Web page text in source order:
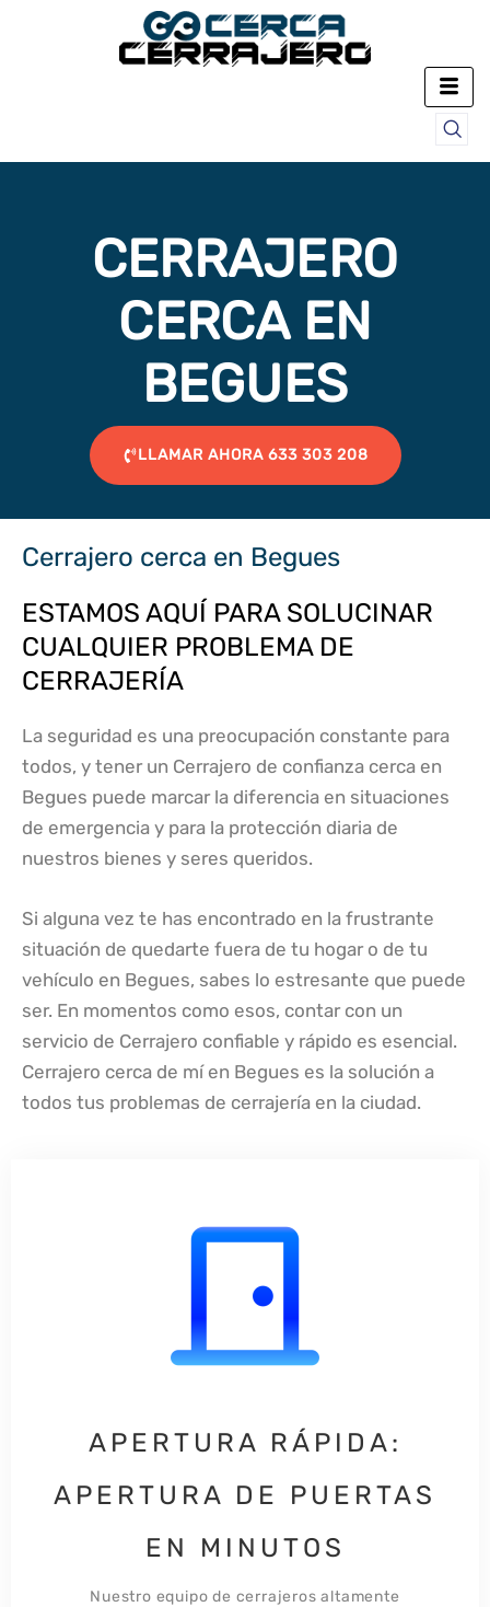
CERRAJERO
CERCA EN
BEGUES
LLAMAR AHORA 633 303 208
Cerrajero cerca en Begues
ESTAMOS AQUÍ PARA SOLUCINAR
CUALQUIER PROBLEMA DE
CERRAJERÍA
La seguridad es una preocupación constante para
todos, y tener un Cerrajero de confianza cerca en
Begues puede marcar la diferencia en situaciones
de emergencia y para la protección diaria de
nuestros bienes y seres queridos.
Si alguna vez te has encontrado en la frustrante
situación de quedarte fuera de tu hogar o de tu
vehículo en Begues, sabes lo estresante que puede
ser. En momentos como esos, contar con un
servicio de Cerrajero confiable y rápido es esencial.
Cerrajero cerca de mí en Begues es la solución a
todos tus problemas de cerrajería en la ciudad.
APERTURA RÁPIDA:
APERTURA DE PUERTAS
EN MINUTOS
Nuestro equipo de cerrajeros altamente